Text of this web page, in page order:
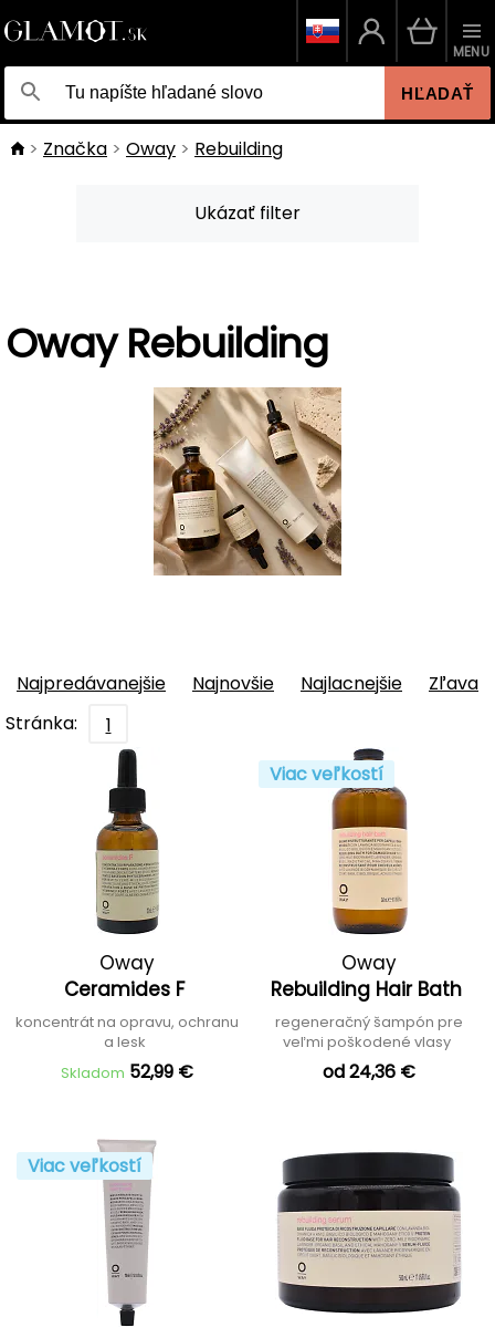
HĽADAŤ
MENU
Značka Oway Rebuilding
Ukázať filter
Oway Rebuilding
Najpredávanejšie Najnovšie Najlacnejšie
Zľava
Stránka:
1
Oway
Ceramides F
koncentrát na opravu, ochranu
a lesk
Skladom 52,99 €
Viac veľkostí
Oway
Rebuilding Hair Bath
regeneračný šampón pre
veľmi poškodené vlasy
od 24,36 €
Viac veľkostí